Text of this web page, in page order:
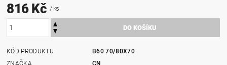
816 Kč / ks
KÓD PRODUKTU
B60 70/80X70
ZNAČKA
CN